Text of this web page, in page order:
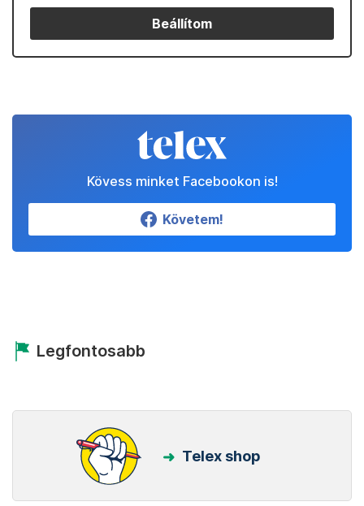
Beállítom
Kövess minket Facebookon is!
Követem!
Legfontosabb
Telex shop